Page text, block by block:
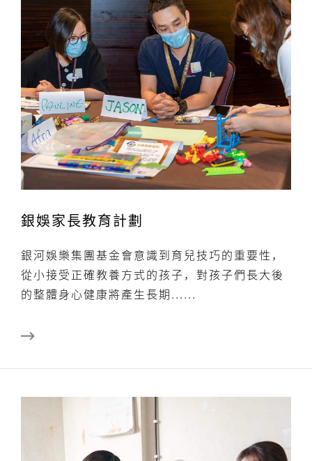
銀娛家長教育計劃
銀河娛樂集團基金會意識到育兒技巧的重要性，
從小接受正確教養方式的孩子，對孩子們長大後
的整體身心健康將產生長期......